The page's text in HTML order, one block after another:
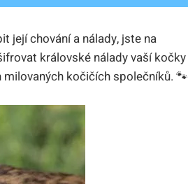
její chování a nálady, jste na
královské nálady vaší kočky
kočičích společníků. 🐾